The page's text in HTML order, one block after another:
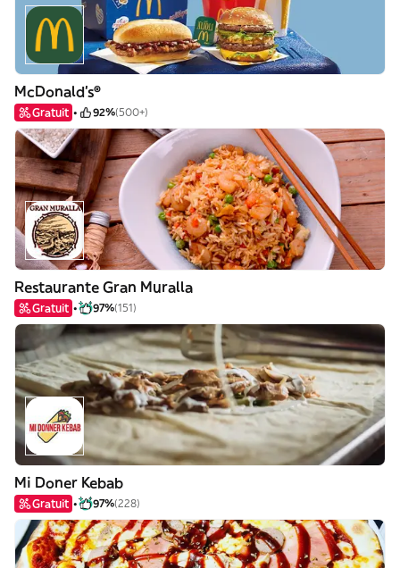
McDonald's®
Gratuit 92%(500+)
Restaurante Gran Muralla
Gratuit 97%(151)
Mi Doner Kebab
Gratuit 97%(228)